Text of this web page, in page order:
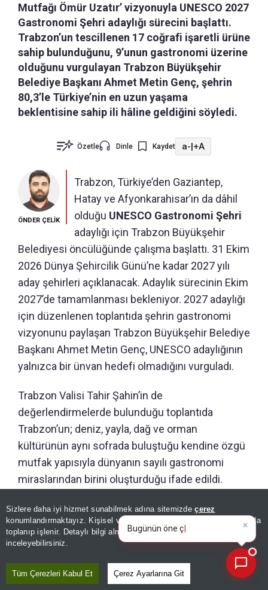
Sizlere daha iyi hizmet sunabilmek adına sitemizdeçerez
konumlandırmaktayız. Kişisel verileriniz, KVKK ve GDPR kapsamında
toplanıp işlenir. Detaylı bilgi almak içinAydınlatma Metnimizi
inceleyebilirsiniz.
Tüm Çerezleri Kabul Et Çerez Ayarlarına Git
Mutfağı Ömür Uzatır’ vizyonuyla UNESCO 2027
Gastronomi Şehri adaylığı sürecini başlattı.
Trabzon’un tescillenen 17 coğrafi işaretli ürüne
sahip bulunduğunu, 9’unun gastronomi üzerine
olduğunu vurgulayan Trabzon Büyükşehir
Belediye Başkanı Ahmet Metin Genç, şehrin
80,3’le Türkiye’nin en uzun yaşama
beklentisine sahip ili hâline geldiğini söyledi.
Özetle Dinle Kaydet a-|+A
ÖNDER ÇELİK
Trabzon, Türkiye’den Gaziantep,
Hatay ve Afyonkarahisar’ın da dâhil
olduğu UNESCO Gastronomi Şehri
adaylığı için Trabzon Büyükşehir
Belediyesi öncülüğünde çalışma başlattı. 31 Ekim
2026 Dünya Şehircilik Günü’ne kadar 2027 yılı
aday şehirleri açıklanacak. Adaylık sürecinin Ekim
2027’de tamamlanması bekleniyor. 2027 adaylığı
için düzenlenen toplantıda şehrin gastronomi
vizyonunu paylaşan Trabzon Büyükşehir Belediye
Başkanı Ahmet Metin Genç, UNESCO adaylığının
yalnızca bir ünvan hedefi olmadığını vurguladı.
Trabzon Valisi Tahir Şahin’in de
değerlendirmelerde bulunduğu toplantıda
Trabzon’un; deniz, yayla, dağ ve orman
kültürünün aynı sofrada buluştuğu kendine özgü
mutfak yapısıyla dünyanın sayılı gastronomi
miraslarından birini oluşturduğu ifade edildi.
kampanyası değil, Trabzon’un yüzlerce yıllık
gastronomi mirasını dünya kültür haritasına
taşıyacak bir kültür diplomasisi hamlesidir.
Hedefimiz yalnızca UNESCO ünvanını almak
değil; gastronomiyi turizmden tarıma, yerel
×
Bugünün öne çıkan manşetleri
ve gelişmeleri neler?